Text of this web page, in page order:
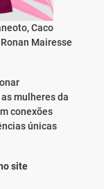
Caco
Mairesse
mulheres da
conexões
únicas
site